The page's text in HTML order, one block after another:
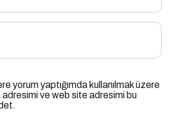
yorum yaptığımda kullanılmak üzere
adresimi ve web site adresimi bu